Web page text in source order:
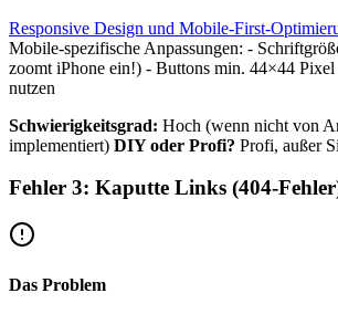
Responsive Design und Mobile-First-
Mobile-spezifische Anpassungen: -
zoomt iPhone ein!) - Buttons min. 44×44
nutzen
Schwierigkeitsgrad: Hoch (wenn nicht von
implementiert) DIY oder Profi? Profi, außer
Fehler 3: Kaputte Links (404-
Das Problem